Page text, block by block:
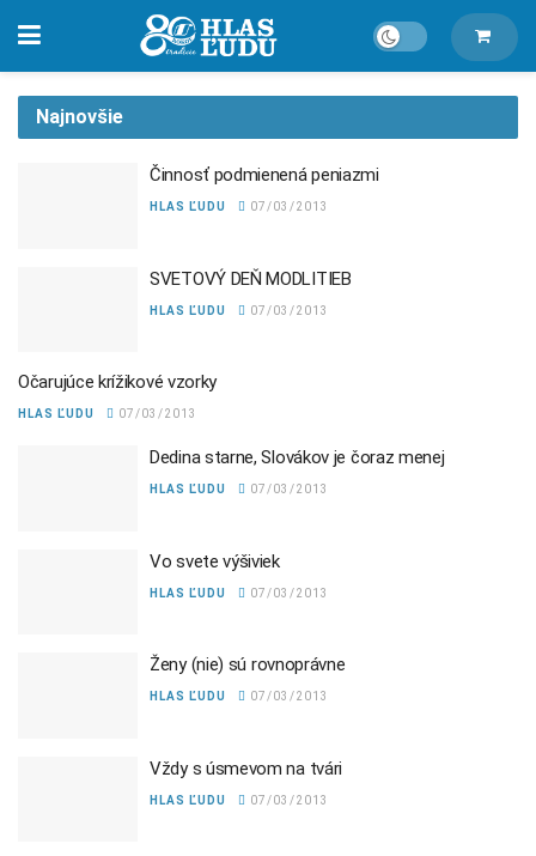
Najnovšie
Činnosť podmienená peniazmi
HLAS ĽUDU 07/03/2013
SVETOVÝ DEŇ MODLITIEB
HLAS ĽUDU 07/03/2013
Očarujúce krížikové vzorky
HLAS ĽUDU 07/03/2013
Dedina starne, Slovákov je čoraz menej
HLAS ĽUDU 07/03/2013
Vo svete výšiviek
HLAS ĽUDU 07/03/2013
Ženy (nie) sú rovnoprávne
HLAS ĽUDU 07/03/2013
Vždy s úsmevom na tvári
HLAS ĽUDU 07/03/2013